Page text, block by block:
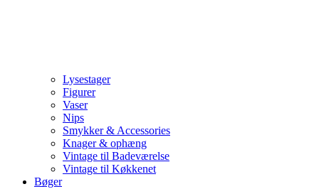
Lysestager
Figurer
Vaser
Nips
Smykker & Accessories
Knager & ophæng
Vintage til Badeværelse
Vintage til Køkkenet
Bøger